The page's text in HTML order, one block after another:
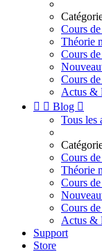
Cours de
Théorie
Cours
Cours
Actus &
  Blog 
Tous les
Cours de
Théorie
Cours
Cours
Actus &
Support
Store